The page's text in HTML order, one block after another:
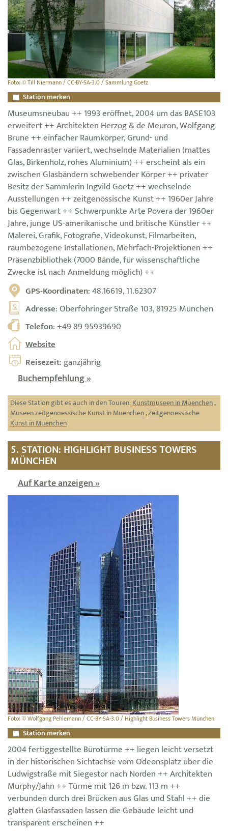
Foto: © Till Niermann / CC-BY-SA-3.0 / Sammlung Goetz
Station merken
Museumsneubau ++ 1993 eröffnet, 2004 um das BASE103
erweitert ++ Architekten Herzog & de Meuron, Wolfgang
Brune ++ einfacher Raumkörper, Grund- und
Fassadenraster variiert, wechselnde Materialien (mattes
Glas, Birkenholz, rohes Aluminium) ++ erscheint als ein
zwischen Glasbändern schwebender Körper ++ privater
Besitz der Sammlerin Ingvild Goetz ++ wechselnde
Ausstellungen ++ zeitgenössische Kunst ++ 1960er Jahre
bis Gegenwart ++ Schwerpunkte Arte Povera der 1960er
Jahre, junge US-amerikanische und britische Künstler ++
Malerei, Grafik, Fotografie, Videokunst, Filmarbeiten,
raumbezogene Installationen, Mehrfach-Projektionen ++
Präsenzbibliothek (7000 Bände, für wissenschaftliche
Zwecke ist nach Anmeldung möglich) ++
GPS-Koordinaten: 48.16619, 11.62307
Adresse: Oberföhringer Straße 103, 81925 München
Telefon:+49 89 95939690
Website
Reisezeit: ganzjährig
Buchempfehlung »
Diese Station gibt es auch in den Touren:Kunstmuseen in Muenchen,
Museen zeitgenoessische Kunst in Muenchen,Zeitgenoessische
Kunst in Muenchen
5. STATION: HIGHLIGHT BUSINESS TOWERS
MÜNCHEN
Auf Karte anzeigen »
Foto: © Wolfgang Pehlemann / CC-BY-SA-3.0 / Highlight Business Towers München
Station merken
2004 fertiggestellte Bürotürme ++ liegen leicht versetzt
in der historischen Sichtachse vom Odeonsplatz über die
Ludwigstraße mit Siegestor nach Norden ++ Architekten
Murphy/Jahn ++ Türme mit 126 m bzw. 113 m ++
verbunden durch drei Brücken aus Glas und Stahl ++ die
glatten Glasfassaden lassen die Gebäude leicht und
transparent erscheinen ++